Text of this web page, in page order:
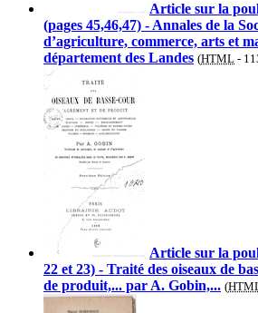
Article sur la
(pages 45,46,47) - Annales de la
d’agriculture, commerce, arts et
département des Landes (HTML -
Article sur la
22 et 23) - Traité des oiseaux de
de produit,... par A. Gobin,... (